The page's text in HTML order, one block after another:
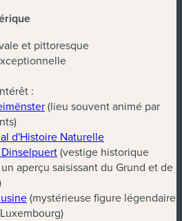
et pittoresque
:
(lieu souvent animé par
d'Histoire Naturelle
(vestige historique
aperçu saisissant du Grund et de
(mystérieuse figure légendaire